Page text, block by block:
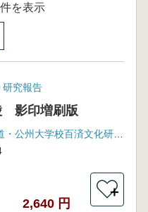
を表示
研究報告
影印増刷版
忠清南道・公州大学校百済文化研究所(書景文化社)
2,640 円
＋